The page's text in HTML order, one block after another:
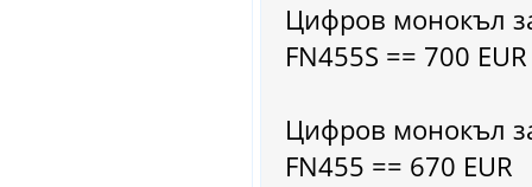
Цифров монокъл
FN455S == 700 EUR
Цифров монокъл
FN455 == 670 EUR